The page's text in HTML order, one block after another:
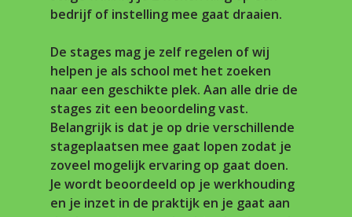
bedrijf of instelling mee gaat draaien.
De stages mag je zelf regelen of wij
helpen je als school met het zoeken
naar een geschikte plek. Aan alle drie de
stages zit een beoordeling vast.
Belangrijk is dat je op drie verschillende
stageplaatsen mee gaat lopen zodat je
zoveel mogelijk ervaring op gaat doen.
Je wordt beoordeeld op je werkhouding
en je inzet in de praktijk en je gaat aan